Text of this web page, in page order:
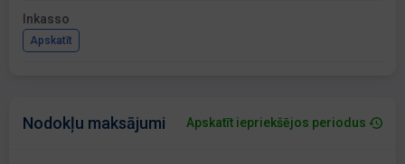
Inkasso
Apskatīt
Nodokļu maksājumi Apskatīt iepriekšējos periodus